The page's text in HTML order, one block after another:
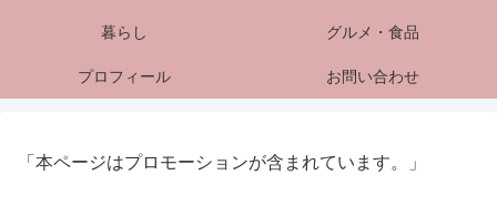
暮らし グルメ・食品
プロフィール お問い合わせ
「本ページはプロモーションが含まれています。」